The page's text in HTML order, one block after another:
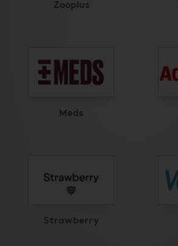
Zooplus
Meds
Strawberry